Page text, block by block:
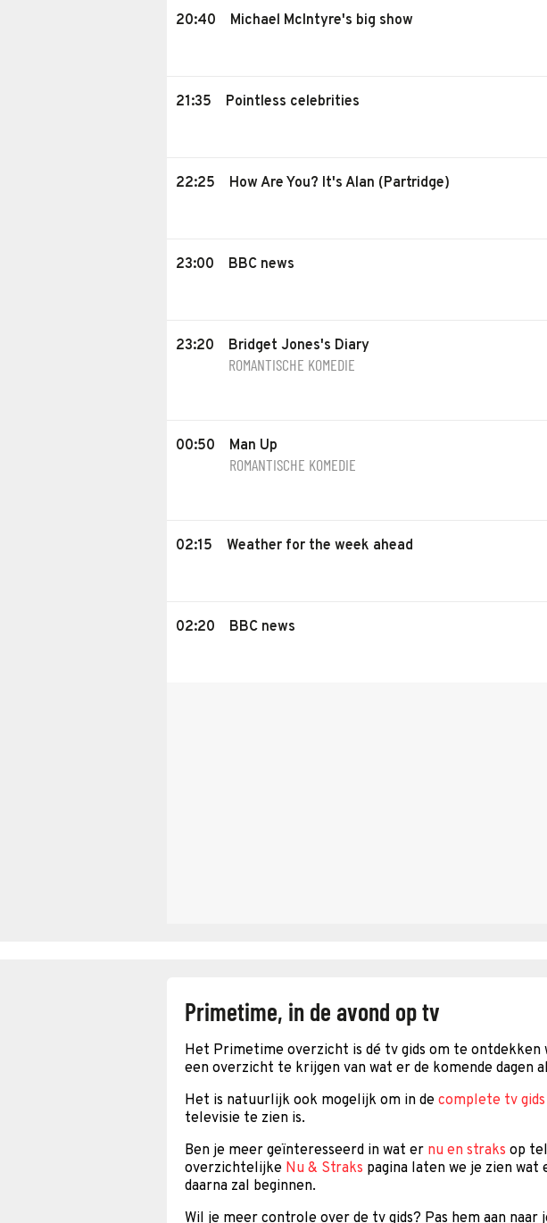
20:40 Michael McIntyre's big show
21:35 Pointless celebrities
22:25 How Are You? It's Alan (Partridge)
23:00 BBC news
23:20 Bridget Jones's Diary
ROMANTISCHE KOMEDIE
00:50 Man Up
ROMANTISCHE KOMEDIE
02:15 Weather for the week ahead
02:20 BBC news
Primetime, in de avond op tv
Het Primetime overzicht is dé tv gids om te ontdekken
een overzicht te krijgen van wat er de komende dagen
Het is natuurlijk ook mogelijk om in de complete tv gids
televisie te zien is.
Ben je meer geïnteresseerd in wat er nu en straks op
overzichtelijke Nu & Straks pagina laten we je zien
daarna zal beginnen.
Wil je meer controle over de tv gids? Pas hem aan